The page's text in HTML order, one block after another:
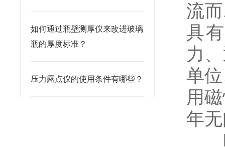
如何通过瓶壁测厚仪来改进玻璃
瓶的厚度标准？
压力露点仪的使用条件有哪些？
流
具
力
单
用
年